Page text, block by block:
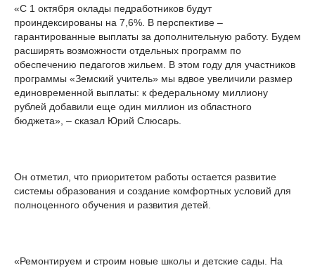
«С 1 октября оклады педработников будут
проиндексированы на 7,6%. В перспективе –
гарантированные выплаты за дополнительную работу. Будем
расширять возможности отдельных программ по
обеспечению педагогов жильем. В этом году для участников
программы «Земский учитель» мы вдвое увеличили размер
единовременной выплаты: к федеральному миллиону
рублей добавили еще один миллион из областного
бюджета», – сказал Юрий Слюсарь.
Он отметил, что приоритетом работы остается развитие
системы образования и создание комфортных условий для
полноценного обучения и развития детей.
«Ремонтируем и строим новые школы и детские сады. На